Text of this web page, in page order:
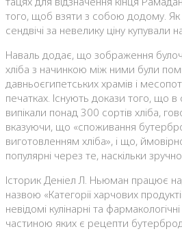
того, щоб взяти з собою додому. Як
сендвічі за невелику ціну купували
Наваль додає, що зображення
хліба з начинкою між ними були
давньоєгипетських храмів і
печатках. Існують докази того, що в
випікали понад 300 сортів хліба,
вказуючи, що «споживання
виготовленням хліба», і що,
популярні через те, наскільки зручно
Історик Деніел Л. Ньюман працює
назвою «Категорії харчових
невідомі кулінарні та
частиною яких є рецепти